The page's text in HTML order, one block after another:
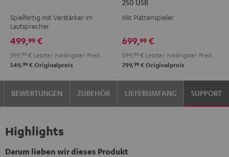
Night
Black
Pure
White
Spielfertig mit Verstärker im
Lautsprecher
499,99 €
399, 99 € Letzter niedrigster Preis
549,99 € Originalpreis
AKTIV
+
DT
250
USB
Night
Black
AKTIV
+
DT
250
USB
Pure
White
250 USB
Mit Plattenspieler
699,99 €
599, 99 € Letzter niedrigster Preis
799,99 € Originalpreis
BEWERTUNGEN ZUBEHÖR LIEFERUMFANG SUPPORT
Highlights
Darum lieben wir dieses Produkt